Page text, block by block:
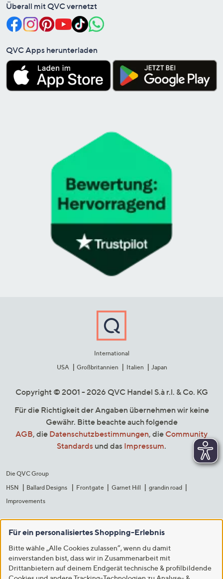
Überall mit QVC vernetzt
QVC Apps herunterladen
International
USA
Großbritannien Italien Japan
Copyright © 2001 - 2026 QVC Handel S.à r.l. & Co. KG
Für die Richtigkeit der Angaben übernehmen wir keine
Gewähr. Bitte beachte auch folgende
AGB, die Datenschutzbestimmungen, die Community
Standards und das Impressum.
Die QVC Group
HSN
Ballard Designs Frontgate Garnet Hill
grandin road
Improvements
Für ein personalisiertes Shopping-Erlebnis
Bitte wähle „Alle Cookies zulassen“, wenn du damit
einverstanden bist, dass wir in Zusammenarbeit mit
Drittanbietern auf deinem Endgerät technische & profilbildende